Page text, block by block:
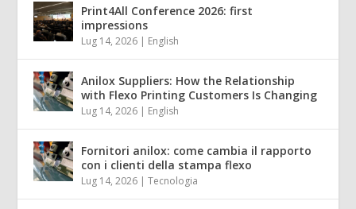
Print4All Conference 2026: first
impressions
Lug 14, 2026 | English
Anilox Suppliers: How the Relationship
with Flexo Printing Customers Is Changing
Lug 14, 2026 | English
Fornitori anilox: come cambia il rapporto
con i clienti della stampa flexo
Lug 14, 2026 |Tecnologia